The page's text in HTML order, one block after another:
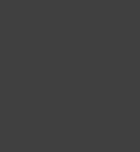
soziale Medien anbieten
wir Informationen zu Ihrer
an unsere Partner für
Analysen weiter. Unsere
möglicherweise mit
Sie ihnen bereitgestellt
Ihrer Nutzung der Dienste